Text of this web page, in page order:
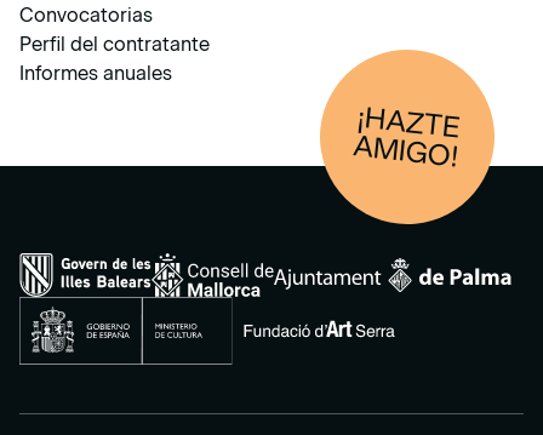
Convocatorias
Perfil del contratante
Informes anuales
¡HAZTE
AM
IGO!